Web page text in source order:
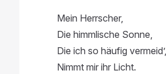
Mein Herrscher,
Die himmlische Sonne,
Die ich so häufig vermeid’,
Nimmt mir ihr Licht.